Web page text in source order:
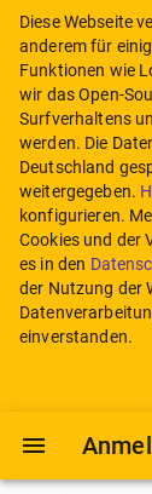
Diese Webseite
anderem für
Funktionen wie
wir das Open-
Surfverhaltens
werden. Die
Deutschland
weitergegeben.
konfigurieren.
Cookies und der
es in den
der Nutzung der
einverstanden.